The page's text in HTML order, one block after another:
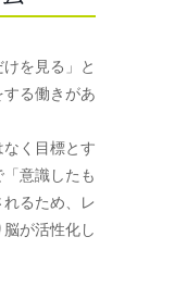
を見る」と
る働きがあ
く目標とす
意識したも
るため、レ
が活性化し